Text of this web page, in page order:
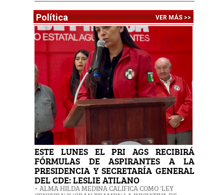
Política VER MÁS >>
ESTE LUNES EL PRI AGS RECIBIRÁ
FÓRMULAS DE ASPIRANTES A LA
PRESIDENCIA Y SECRETARÍA GENERAL
DEL CDE: LESLIE ATILANO
• ALMA HILDA MEDINA CALIFICA COMO 'LEY